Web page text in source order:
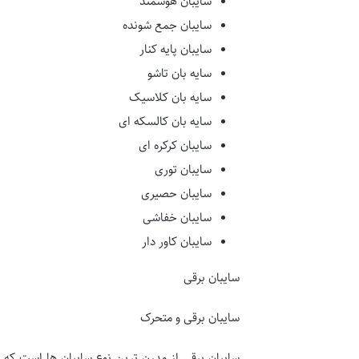
سایبان جمع شونده
سایبان پایه کنار
سایه بان تاشو
سایه بان کلاسیک
سایه بان کالسکه ای
سایبان کرکره ای
سایبان توری
سایبان حصیری
سایبان خفاشی
سایبان کاور دار
سایبان برقی
سایبان برقی و متحرک